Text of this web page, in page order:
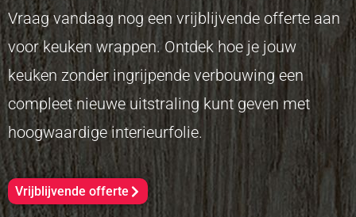
Vraag vandaag nog een vrijblijvende offerte aan
voor keuken wrappen. Ontdek hoe je jouw
keuken zonder ingrijpende verbouwing een
compleet nieuwe uitstraling kunt geven met
hoogwaardige interieurfolie.
Vrijblijvende offerte